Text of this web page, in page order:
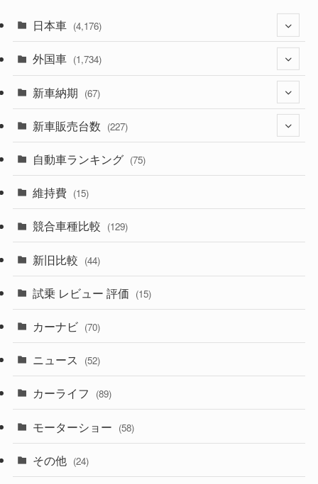
日本車 (4,176)
(1,322)
(330)
(526)
(357)
(328)
(194)
(230)
(253)
外国車 (1,734)
(242)
(85)
(84)
(14)
(222)
(50)
(43)
(6)
(9)
(58)
(28)
(27)
(26)
新車納期 (67)
(28)
(8)
(3)
(3)
(5)
(1)
新車販売台数 (227)
(21)
(5)
(7)
(5)
自動車ランキング (75)
維持費 (15)
競合車種比較 (129)
新旧比較 (44)
試乗 レビュー 評価 (15)
カーナビ (70)
ニュース (52)
カーライフ (89)
モーターショー (58)
その他 (24)